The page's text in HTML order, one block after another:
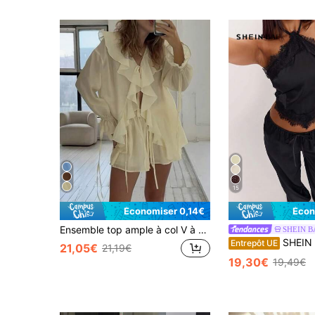
Économiser 0,14€
Ensemble top ample à col V à volants et short pour femmes, décontracté sexy couleur unie printemps élégant été jaune
21,05€ 21,19€
15
SHEIN
Entrepôt UE SHEIN BAE Ensemble décontracté femme
19,30€ 19,49€